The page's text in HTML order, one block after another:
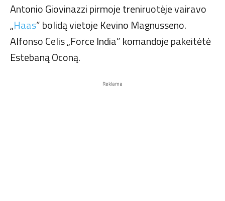
Antonio Giovinazzi pirmoje treniruotėje vairavo
„Haas” bolidą vietoje Kevino Magnusseno.
Alfonso Celis „Force India” komandoje pakeitėtė
Estebaną Oconą.
Reklama